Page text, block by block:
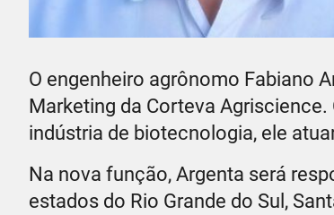
O engenheiro agrônomo Fabiano
Marketing da Corteva
indústria de biotecnologia, ele
Na nova função, Argenta será
estados do Rio Grande do Sul,